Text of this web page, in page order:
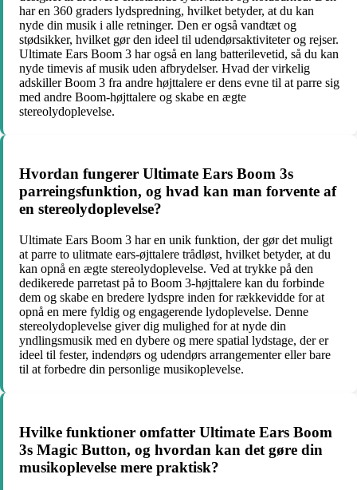
har en 360 graders lydspredning, hvilket betyder, at du kan
nyde din musik i alle retninger. Den er også vandtæt og
stødsikker, hvilket gør den ideel til udendørsaktiviteter og rejser.
Ultimate Ears Boom 3 har også en lang batterilevetid, så du kan
nyde timevis af musik uden afbrydelser. Hvad der virkelig
adskiller Boom 3 fra andre højttalere er dens evne til at parre sig
med andre Boom-højttalere og skabe en ægte
stereolydoplevelse.
Hvordan fungerer Ultimate Ears Boom 3s
parreingsfunktion, og hvad kan man forvente af
en stereolydoplevelse?
Ultimate Ears Boom 3 har en unik funktion, der gør det muligt
at parre to ulitmate ears-øjttalere trådløst, hvilket betyder, at du
kan opnå en ægte stereolydoplevelse. Ved at trykke på den
dedikerede parretast på to Boom 3-højttalere kan du forbinde
dem og skabe en bredere lydspre inden for rækkevidde for at
opnå en mere fyldig og engagerende lydoplevelse. Denne
stereolydoplevelse giver dig mulighed for at nyde din
yndlingsmusik med en dybere og mere spatial lydstage, der er
ideel til fester, indendørs og udendørs arrangementer eller bare
til at forbedre din personlige musikoplevelse.
Hvilke funktioner omfatter Ultimate Ears Boom
3s Magic Button, og hvordan kan det gøre din
musikoplevelse mere praktisk?